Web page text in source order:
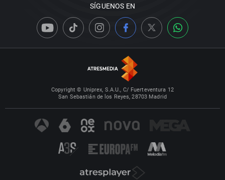
SÍGUENOS EN
Copyright © Uniprex, S.A.U., C/ Fuerteventura 12
San Sebastián de los Reyes, 28703 Madrid